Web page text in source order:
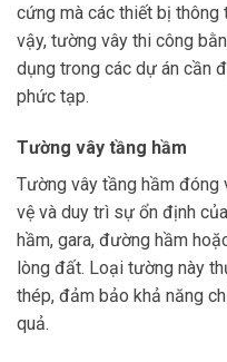
cứng mà các thiết bị thông
vậy, tường vây thi công
dụng trong các dự án cần
phức tạp.
Tường vây tầng hầm
Tường vây tầng hầm đóng
vệ và duy trì sự ổn định
hầm, gara, đường hầm
lòng đất. Loại tường này
thép, đảm bảo khả năng
quả.